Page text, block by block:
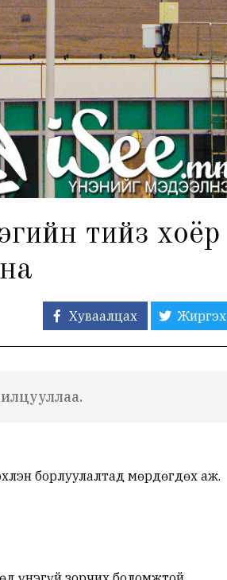
тийз хоёр
Хуваалцах Жиргэх
борлуулалтад мөрдөгдөх аж.